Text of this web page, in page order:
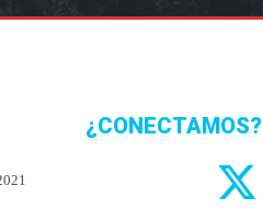
¿CONECTAMOS?